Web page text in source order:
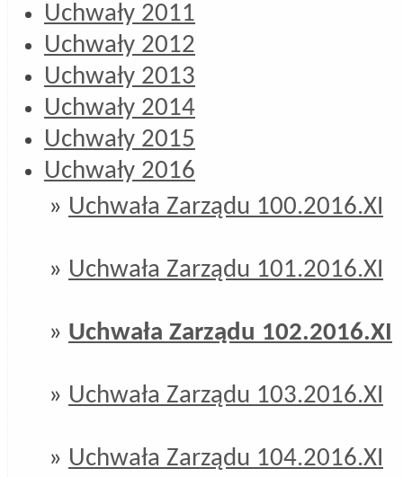
Uchwały 2011
Uchwały 2012
Uchwały 2013
Uchwały 2014
Uchwały 2015
Uchwały 2016
» Uchwała Zarządu 100.2016.XI
» Uchwała Zarządu 101.2016.XI
» Uchwała Zarządu 102.2016.XI
» Uchwała Zarządu 103.2016.XI
» Uchwała Zarządu 104.2016.XI